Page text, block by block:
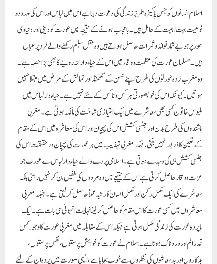
باشندوں کی طرح بدن اور جنسی کشش اس کی پہچان اور اس کی معاشرہ میں اس کے مقام
کے تعین کا ذریعہ نہیں بنتی ، جبکہ مغربی تہذیب میں ہر عورت کی پہچان درحقیقت اس کی
جنسی کشش ہی کی وجہ سے ہوتی ہے۔ اسلامی پردے والے حیاء دار لباس سے عورت جو
عزت و وقار حاصل کرتی ہے اس کے نتیجے میں وہ مردوں کی طفیل بن کر نہیں رہتی بلکہ
معاشرے کی ایک مکمل رکن اور مکمل انسان کارتبہ عملا ًحاصل کر لیتی ہے۔ جبکہ مغربی
معاشروں میں کسی عورت کا اس مقام کو حاصل کرلینا نہایت انہونی سی بات ہے۔ ایک
باپردہ عورت کی زندگی مکمل ہوتی ہے جبکہ اس کے مقابلہ میں مغربی عورت کاوجود کس
قدر الم اور درد ناک ہوتا ہے۔ اسلام نے عورت کو خواہش پرستوں ،نفس پرستوں ،
بدکاروں اور بد معاشوں کی نظروں سے خوب بچایا ہے ،ایسی صورت میں پردہ ان کے لئے
تمام شرور و مفاسد سے مکمل بچاؤ ہے۔ جو مسلمان عورت باپردہ لباس نہ پہنے اس کے
متعلق یہ کوئی نہیں جان سکتا کہ وہ مسلمان ہےکیونکہ وہ اپنے عقیدہ اور اپنے ایمان کا کوئی
ثبوت ظاہر نہیں کرتی۔ لہٰذا وہ باپردہ لباس اختیار کر کے اپنے عقیدے کا ثبوت فراہم
کرسکتی ہے۔ ایک مسلمان عورت جو اسلامی اصولوں کے مطابق حجاب کرتی ہو تو مغربی
معاشروں میں رہنے کے باوجود اس شیطانی پھندے میں گرفتار نہیں ہوسکتی ، کیونکہ وہ
مغربی رسوم و رواج کی پابند نہیں ہوتی۔ ادیان عالم کا بھی عمیق سے مطالعہ کیا جائے تو
معلوم ہوتا ہے کہ ماضی میں دیگر کئی تہذیبوں میں پردے کا تصور موجود تھا ، البتہ اکثر